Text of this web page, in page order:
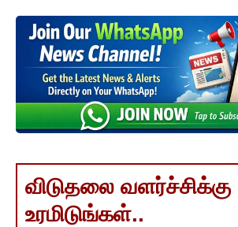
விடுதலை வளர்ச்சிக்கு
உரமிடுங்கள்..